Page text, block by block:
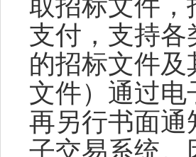
取招标文件，
支付，支持
的招标文件
文件）通过
再另行书面通
子交易系统。